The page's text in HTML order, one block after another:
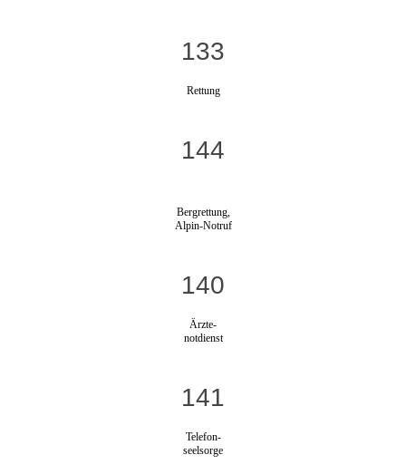
133
Rettung
144
Bergrettung,
Alpin-Notruf
140
Ärzte-
notdienst
141
Telefon-
seelsorge